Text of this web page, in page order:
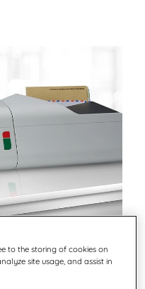
to the storing of cookies on
site usage, and assist in